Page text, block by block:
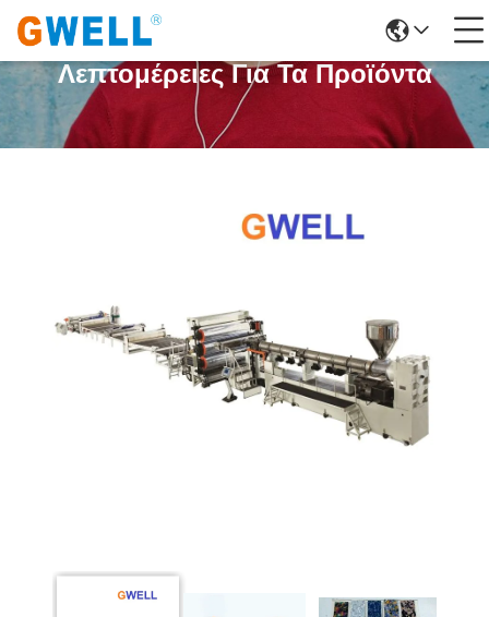
Λεπτομέρειες Για Τα Προϊόντα